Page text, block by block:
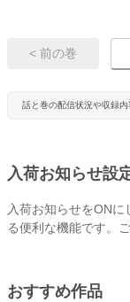
< 前の巻
話と巻の配信状況や収録
入荷お知らせ設
入荷お知らせをON
る便利な機能です。
おすすめ作品